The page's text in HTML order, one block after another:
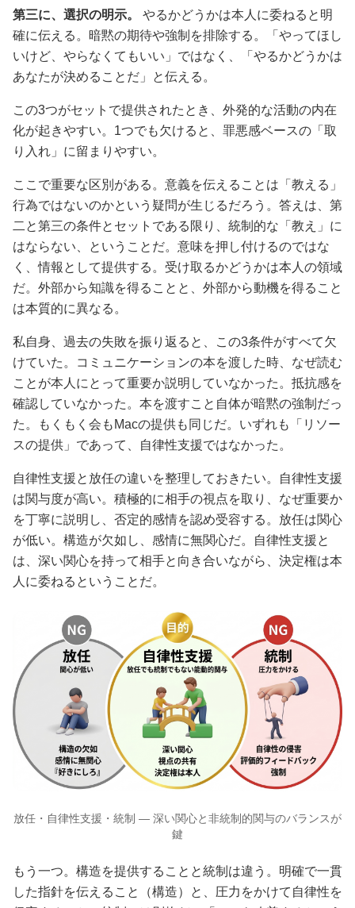
第三に、選択の明示。
やるかどうかは本人に委ねると明
確に伝える。暗黙の期待や強制を排除する。「やってほし
いけど、やらなくてもいい」ではなく、「やるかどうかは
あなたが決めることだ」と伝える。
この3つがセットで提供されたとき、外発的な活動の内在
化が起きやすい。1つでも欠けると、罪悪感ベースの「取
り入れ」に留まりやすい。
ここで重要な区別がある。意義を伝えることは「教える」
行為ではないのかという疑問が生じるだろう。答えは、第
二と第三の条件とセットである限り、統制的な「教え」に
はならない、ということだ。意味を押し付けるのではな
く、情報として提供する。受け取るかどうかは本人の領域
だ。外部から知識を得ることと、外部から動機を得ること
は本質的に異なる。
私自身、過去の失敗を振り返ると、この3条件がすべて欠
けていた。コミュニケーションの本を渡した時、なぜ読む
ことが本人にとって重要か説明していなかった。抵抗感を
確認していなかった。本を渡すこと自体が暗黙の強制だっ
た。もくもく会もMacの提供も同じだ。いずれも「リソー
スの提供」であって、自律性支援ではなかった。
自律性支援と放任の違いを整理しておきたい。自律性支援
は関与度が高い。積極的に相手の視点を取り、なぜ重要か
を丁寧に説明し、否定的感情を認め受容する。放任は関心
が低い。構造が欠如し、感情に無関心だ。自律性支援と
は、深い関心を持って相手と向き合いながら、決定権は本
人に委ねるということだ。
放任・自律性支援・統制 — 深い関心と非統制的関与のバランスが
鍵
もう一つ。構造を提供することと統制は違う。明確で一貫
した指針を伝えること（構造）と、圧力をかけて自律性を